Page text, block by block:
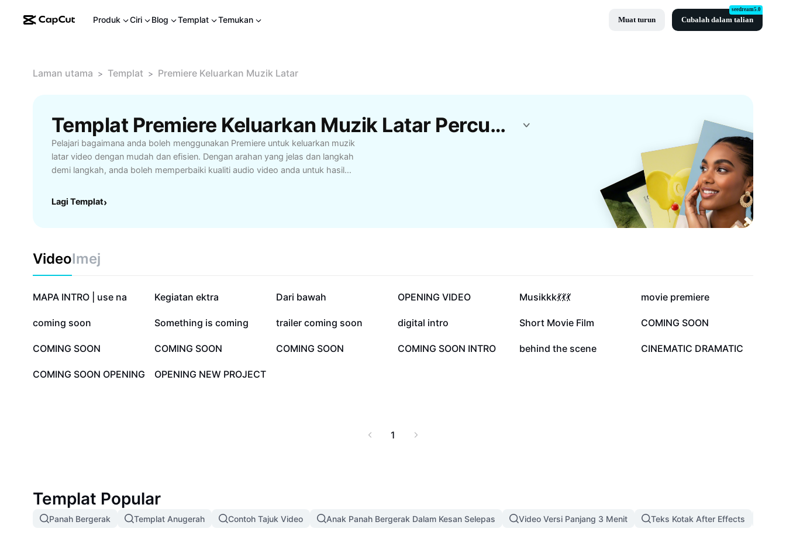
Produk Ciri Blog Templat Temukan Muat turun Cubalah dalam talian
seedream5.0
Laman utama > Templat > Premiere Keluarkan Muzik Latar
Templat Premiere Keluarkan Muzik Latar Percuma Oleh CapCut
Pelajari bagaimana anda boleh menggunakan Premiere untuk keluarkan muzik
latar video dengan mudah dan efisien. Dengan arahan yang jelas dan langkah
demi langkah, anda boleh memperbaiki kualiti audio video anda untuk hasil
editor video, dan sesiapa sahaja yang ingin menghasilkan video tanpa muzik
latar mengganggu. Temui teknik-teknik terbaik untuk mengasingkan suara
penyuntingan, menjadikan kerja anda lebih lancar dan hasil lebih berkualiti.
Sertai ribuan pengguna lain yang telah beralih kepada cara penyuntingan
audio yang lebih efektif dengan Premiere dan CapCut.
Lagi Templat›
VideoImej
271.5K
MAPA INTRO | use na 180.7K
Kegiatan ektra 117.6K
Dari bawah 89.1K
OPENING VIDEO 25.6K
Musikkk💃💃💃 6.2K
movie premiere
5.3K
coming soon 4.9K
Something is coming 2.3K
trailer coming soon 2K
digital intro 1.9K
Short Movie Film 722
COMING SOON
699
COMING SOON 331
COMING SOON 242
COMING SOON 218
COMING SOON INTRO 207
behind the scene 66
CINEMATIC DRAMATIC
6
COMING SOON OPENING 4
OPENING NEW PROJECT
1
Templat Popular
Panah Bergerak Templat Anugerah Contoh Tajuk Video Anak Panah Bergerak Dalam Kesan Selepas Video Versi Panjang 3 Menit Teks Kotak After Effects